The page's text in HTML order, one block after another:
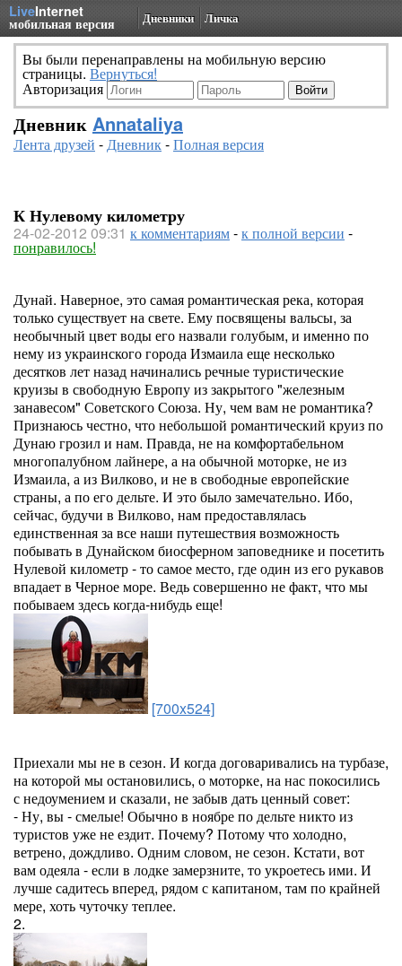
LiveInternet
мобильная версия Дневники Личка
Вы были перенаправлены на мобильную версию
страницы. Вернуться!
Авторизация
Дневник Annataliya
Лента друзей -Дневник-Полная версия
К Нулевому километру
24-02-2012 09:31 к комментариям-к полной версии -
понравилось!
Дунай. Наверное, это самая романтическая река, которая
только существует на свете. Ему посвящены вальсы, за
необычный цвет воды его назвали голубым, и именно по
нему из украинского города Измаила еще несколько
десятков лет назад начинались речные туристические
круизы в свободную Европу из закрытого "железным
занавесом" Советского Союза. Ну, чем вам не романтика?
Признаюсь честно, что небольшой романтический круиз по
Дунаю грозил и нам. Правда, не на комфортабельном
многопалубном лайнере, а на обычной моторке, не из
Измаила, а из Вилково, и не в свободные европейские
страны, а по его дельте. И это было замечательно. Ибо,
сейчас, будучи в Вилково, нам предоставлялась
единственная за все наши путешествия возможность
побывать в Дунайском биосферном заповеднике и посетить
Нулевой километр - то самое место, где один из его рукавов
впадает в Черное море. Ведь совершенно не факт, что мы
побываем здесь когда-нибудь еще!
[700x524]
Приехали мы не в сезон. И когда договаривались на турбазе,
на которой мы остановились, о моторке, на нас покосились
с недоумением и сказали, не забыв дать ценный совет:
- Ну, вы - смелые! Обычно в ноябре по дельте никто из
туристов уже не ездит. Почему? Потому что холодно,
ветрено, дождливо. Одним словом, не сезон. Кстати, вот
вам одеяла - если в лодке замерзните, то укроетесь ими. И
лучше садитесь вперед, рядом с капитаном, там по крайней
мере, хоть чуточку теплее.
2.